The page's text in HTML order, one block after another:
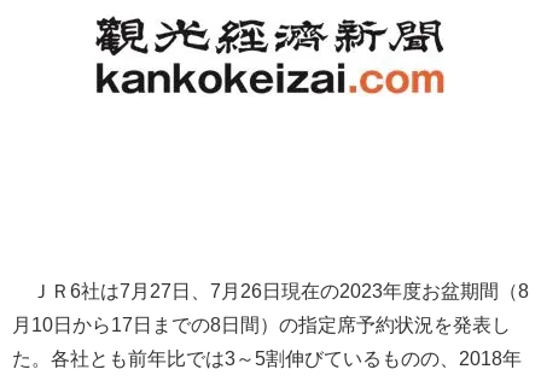
ＪＲ6社は7月27日、7月26日現在の2023年度お盆期間（8
月10日から17日までの8日間）の指定席予約状況を発表し
た。各社とも前年比では3～5割伸びているものの、2018年